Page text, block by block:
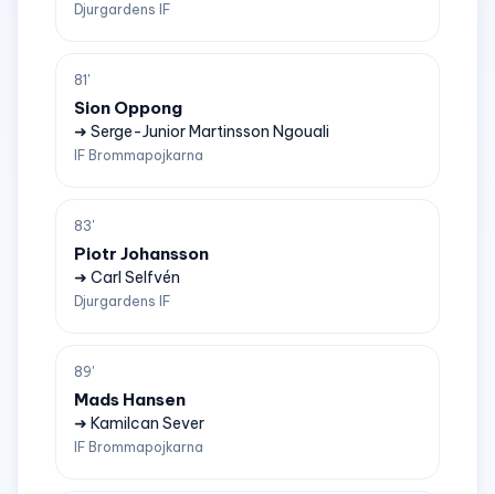
Djurgardens IF
81'
Sion Oppong
➜ Serge-Junior Martinsson Ngouali
IF Brommapojkarna
83'
Piotr Johansson
➜ Carl Selfvén
Djurgardens IF
89'
Mads Hansen
➜ Kamilcan Sever
IF Brommapojkarna